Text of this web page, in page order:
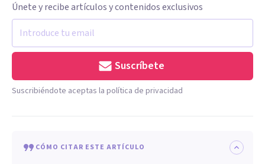
Únete y recibe artículos y contenidos exclusivos
Suscríbete
Suscribiéndote aceptas la política de privacidad
CÓMO CITAR ESTE ARTÍCULO